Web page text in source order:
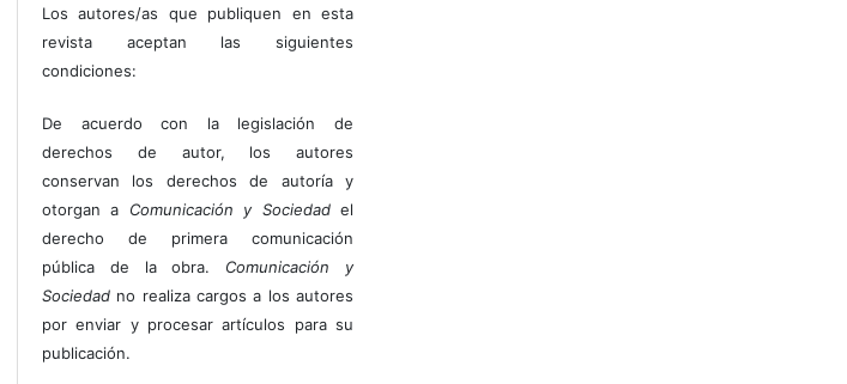
Los autores/as que publiquen en esta
revista aceptan las siguientes
condiciones:
De acuerdo con la legislación de
derechos de autor, los autores
conservan los derechos de autoría y
otorgan a Comunicación y Sociedadel
derecho de primera comunicación
pública de la obra. Comunicación y
Sociedad no realiza cargos a los autores
por enviar y procesar artículos para su
publicación.